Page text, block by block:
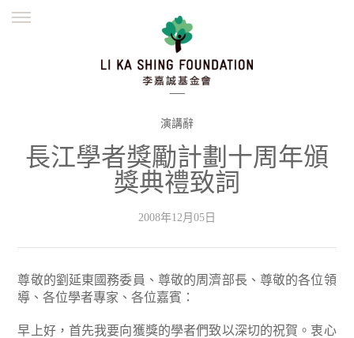
並肩同行
繁體
演講辭
長江學者獎勵計劃十周年頒
獎典禮致詞
2008年12月05日
尊敬的劉延東國務委員、尊敬的周濟部長、尊敬的各位領
導、各位學者專家、各位嘉賓：
早上好，首先我要向獲獎的學者們致以深切的祝賀。衷心